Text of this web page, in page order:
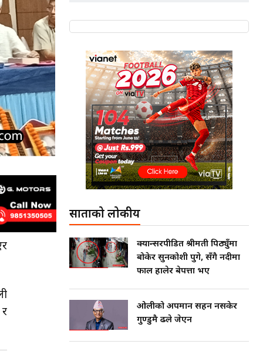
साताको लोकप्रीय
क्यान्सरपीडित श्रीमती पिठ्युँमा
बोकेर सुनकोशी पुगे, सँगै नदीमा
फाल हालेर बेपत्ता भए
ओलीको अपमान सहन नसकेर
गुण्डुमै ढले जेएन